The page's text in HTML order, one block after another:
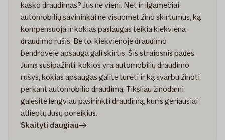
kasko draudimas? Jūs ne vieni. Net ir ilgamečiai
automobilių savininkai ne visuomet žino skirtumus, ką
kompensuoja ir kokias paslaugas teikia kiekviena
draudimo rūšis. Be to, kiekvienoje draudimo
bendrovėje apsauga gali skirtis. Šis straipsnis padės
Jums susipažinti, kokios yra automobilių draudimo
rūšys, kokias apsaugas galite turėti ir ką svarbu žinoti
perkant automobilio draudimą. Tiksliau žinodami
galėsite lengviau pasirinkti draudimą, kuris geriausiai
atlieptų Jūsų poreikius.
Skaityti daugiaustraipsnyje